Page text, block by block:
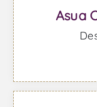
Asua